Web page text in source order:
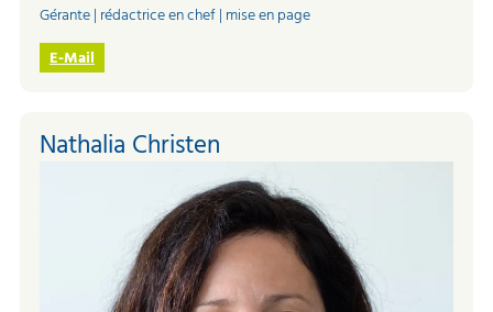
Gérante | rédactrice en chef | mise en page
E-Mail
Nathalia Christen